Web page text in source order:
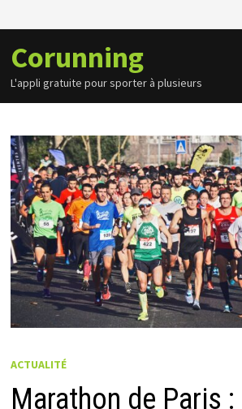
au
contenu
Corunning
L'appli gratuite pour sporter à plusieurs
ACTUALITÉ
Marathon de Paris